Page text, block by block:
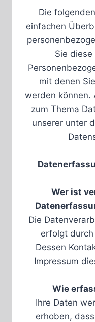
Die
einfachen
Sie
mit denen
werden können.
zum Thema
unserer unter
Wer ist
Die
erfolgt
Dessen
Impressum
Wie
Ihre Daten
erhoben,